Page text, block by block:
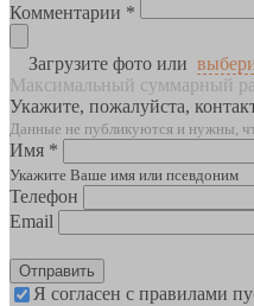
Комментарии *
Загрузите фото или
Максимальный суммарный
Укажите, пожалуйста,
Данные не публикуются и нужны,
Имя *
Укажите Ваше имя или псевдоним
Телефон
Email
Отправить
Я согласен с правилами